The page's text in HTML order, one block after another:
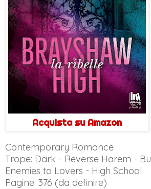
Acquista su Amazon
Contemporary Romance
Trope: Dark - Reverse Harem -
Enemies to Lovers - High School
Pagine: 376 (da definire)